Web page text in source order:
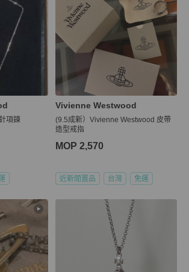
項鍊
Vivienne Westwood
(9.5成新）Vivienne Westwood 皮帶
造型戒指
MOP 2,570
近新閒置品 台灣 免運